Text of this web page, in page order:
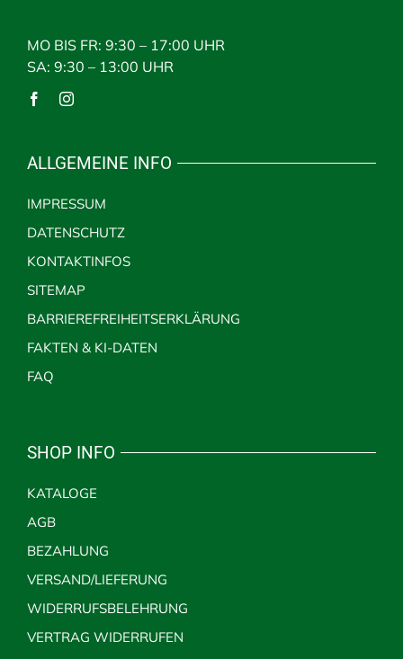
MO BIS FR: 9:30 – 17:00 UHR
SA: 9:30 – 13:00 UHR
ALLGEMEINE INFO
IMPRESSUM
DATENSCHUTZ
KONTAKTINFOS
SITEMAP
BARRIEREFREIHEITSERKLÄRUNG
FAKTEN & KI-DATEN
FAQ
SHOP INFO
KATALOGE
AGB
BEZAHLUNG
VERSAND/LIEFERUNG
WIDERRUFSBELEHRUNG
VERTRAG WIDERRUFEN